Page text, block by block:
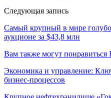
Следующая запись
Самый крупный в мире
аукционе за $43,8 млн
Вам также могут понравиться
Экономика и управление:
бизнес-процессов